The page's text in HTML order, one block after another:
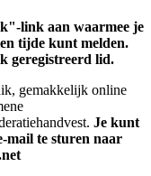
link aan waarmee je
tijde kunt melden.
geregistreerd lid.
gemakkelijk online
Je kunt
mail te sturen naar